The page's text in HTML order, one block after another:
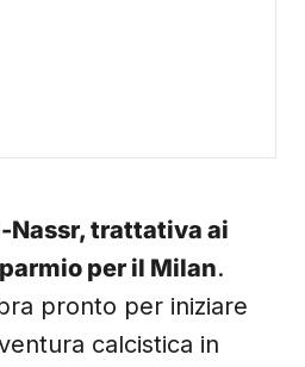
Nassr, trattativa ai
per il Milan.
pronto per iniziare
calcistica in